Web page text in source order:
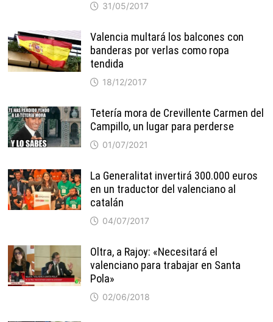
31/05/2017
Valencia multará los balcones con
banderas por verlas como ropa
tendida
18/12/2017
Tetería mora de Crevillente Carmen del
Campillo, un lugar para perderse
01/07/2021
La Generalitat invertirá 300.000 euros
en un traductor del valenciano al
catalán
04/07/2017
Oltra, a Rajoy: «Necesitará el
valenciano para trabajar en Santa
Pola»
02/06/2018